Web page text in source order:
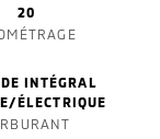
20
INTÉGRAL
ÉLECTRIQUE